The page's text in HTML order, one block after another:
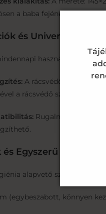
a baba fejénél –
és Univerzális
használhatóságot
A rácsvédőt a
a rácsvédő szorosan a
Rugalmas
Egyszerű
alapvető szempont,
(egybeszabott, könnyen